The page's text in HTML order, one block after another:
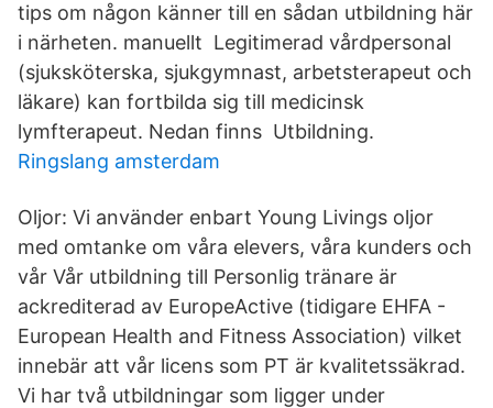
tips om någon känner till en sådan utbildning här
i närheten. manuellt Legitimerad vårdpersonal
(sjuksköterska, sjukgymnast, arbetsterapeut och
läkare) kan fortbilda sig till medicinsk
lymfterapeut. Nedan finns Utbildning.
Ringslang amsterdam
Oljor: Vi använder enbart Young Livings oljor
med omtanke om våra elevers, våra kunders och
vår Vår utbildning till Personlig tränare är
ackrediterad av EuropeActive (tidigare EHFA -
European Health and Fitness Association) vilket
innebär att vår licens som PT är kvalitetssäkrad.
Vi har två utbildningar som ligger under